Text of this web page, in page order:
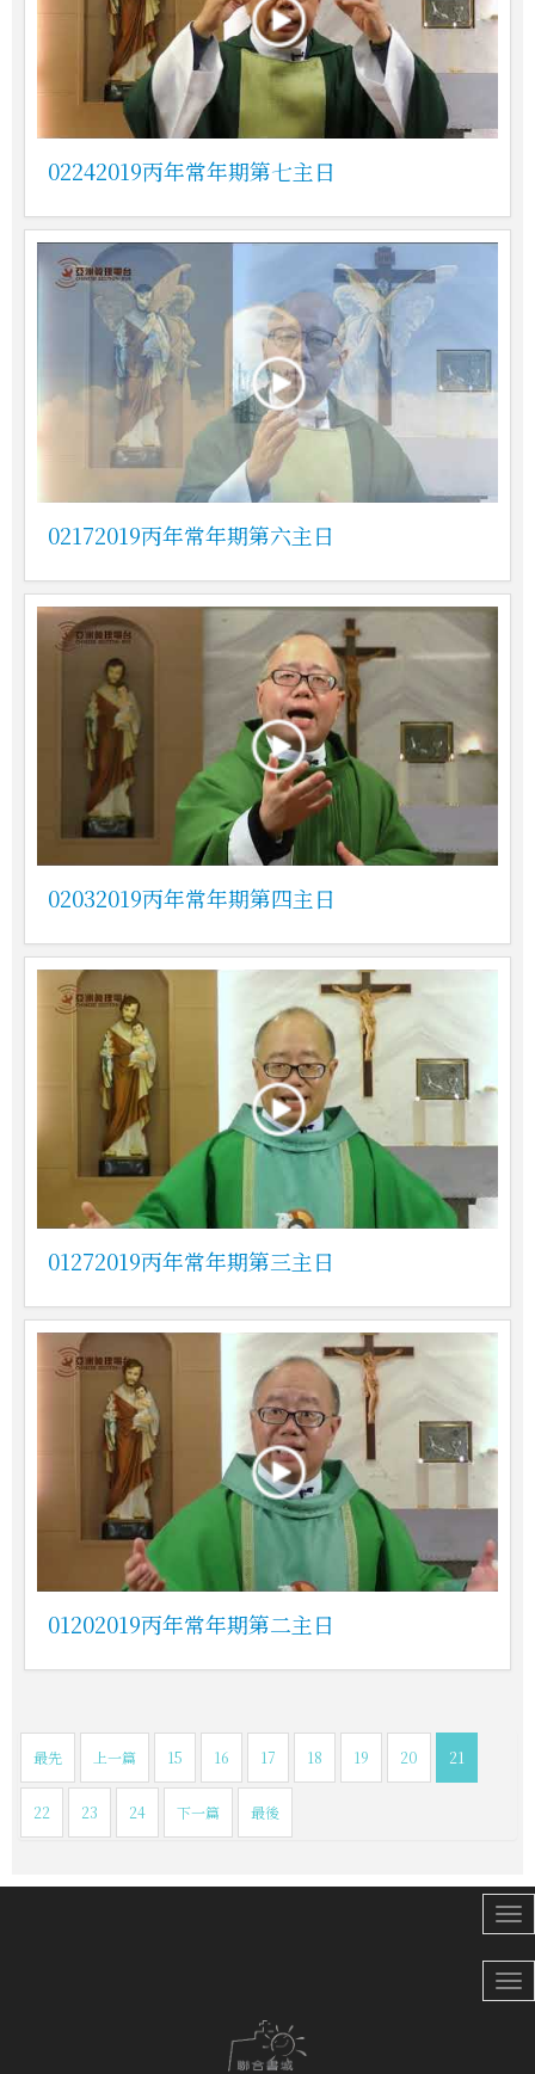
02242019丙年常年期第七主日
02172019丙年常年期第六主日
02032019丙年常年期第四主日
01272019丙年常年期第三主日
01202019丙年常年期第二主日
最先 上一篇 15 16 17 18 19 20 21
22 23 24 下一篇 最後